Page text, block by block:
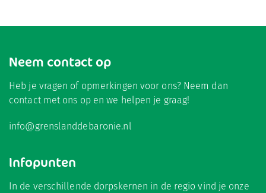
Neem contact op
Heb je vragen of opmerkingen voor ons? Neem dan
contact met ons op en we helpen je graag!
info@grenslanddebaronie.nl
Infopunten
In de verschillende dorpskernen in de regio vind je onze